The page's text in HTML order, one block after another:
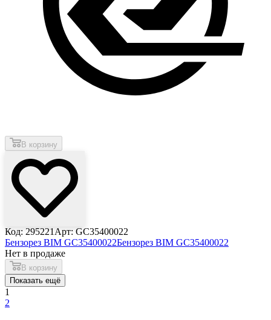
В корзину
Код: 295221 Арт: GC35400022
Бензорез BIM GC35400022Бензорез BIM GC35400022
Нет в продаже
В корзину
Показать ещё
1
2